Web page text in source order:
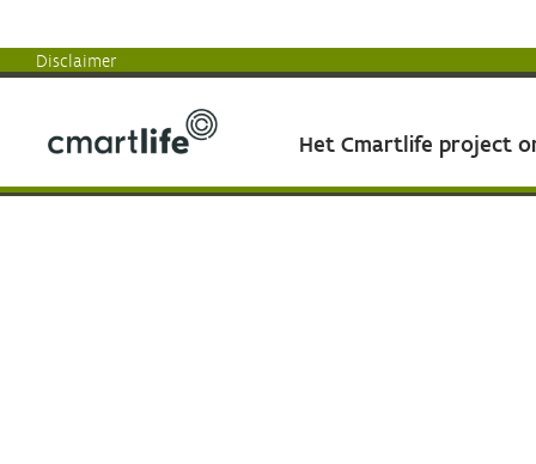
Disclaimer
Het Cmartlife project